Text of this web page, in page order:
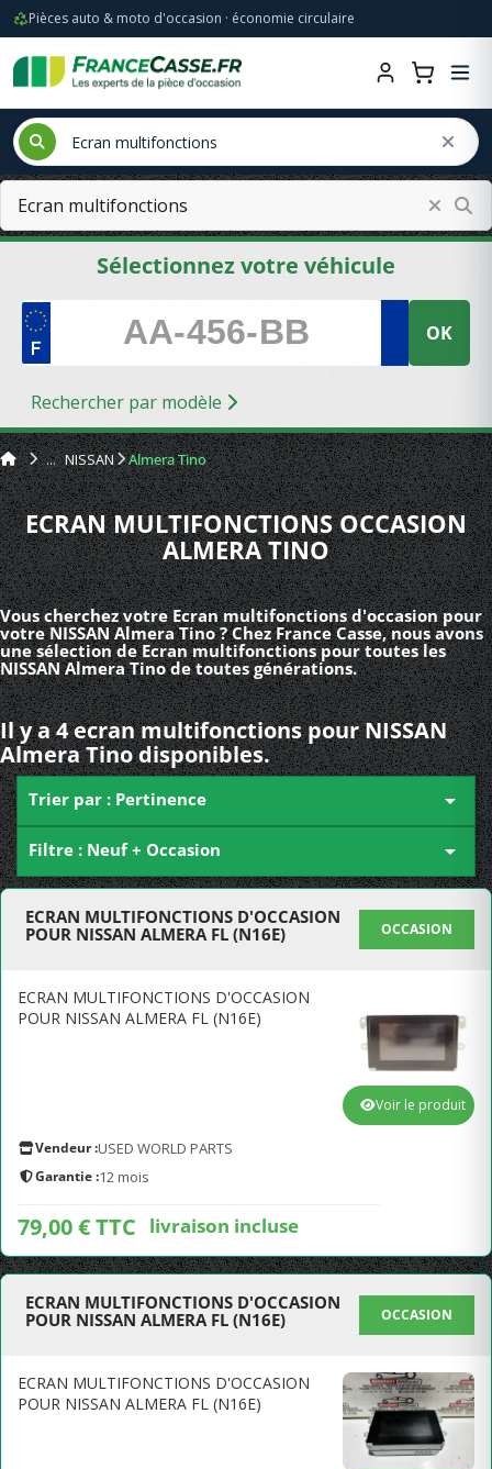
Pièces auto & moto d'occasion · économie circulaire
Sélectionnez votre véhicule
OK
Rechercher par modèle
NISSAN Almera Tino
ECRAN MULTIFONCTIONS OCCASION
ALMERA TINO
Vous cherchez votre Ecran multifonctions d'occasion pour
votre NISSAN Almera Tino ? Chez France Casse, nous avons
une sélection de Ecran multifonctions pour toutes les
NISSAN Almera Tino de toutes générations.
Il y a 4 ecran multifonctions pour NISSAN
Almera Tino disponibles.
Trier par : Pertinence 
Filtre : Neuf + Occasion 
ECRAN MULTIFONCTIONS D'OCCASION
POUR NISSAN ALMERA FL (N16E)
OCCASION
ECRAN MULTIFONCTIONS D'OCCASION
POUR NISSAN ALMERA FL (N16E)
Vendeur :USED WORLD PARTS
Garantie :12 mois
79,00 € TTC livraison incluse
Voir le produit
ECRAN MULTIFONCTIONS D'OCCASION
POUR NISSAN ALMERA FL (N16E)
OCCASION
ECRAN MULTIFONCTIONS D'OCCASION
POUR NISSAN ALMERA FL (N16E)